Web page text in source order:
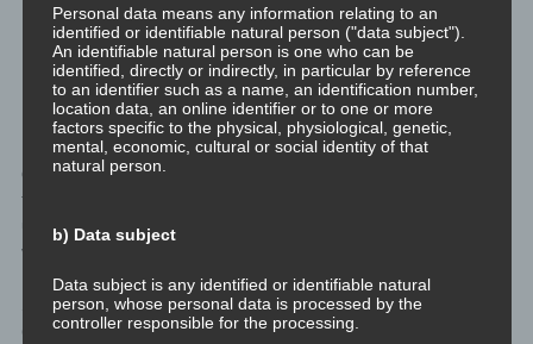
Nun lasst uns zu den drei Arten von Lehrern kommen.
Der rajassige Lehrer
Rajassige Lehrer haben keine Schüler, sie haben Anhänger und
Fans, und wollen verehrt werden. Diese Lehrer haben keine
dauerhaften Schüler, sie sind nicht – wie gute Lehrer – dauerhaft
für ihre Schüler da. Eher werden sie nur zu mehr oder weniger
unregelmässigen Zeitpunkten für Selbstunszenierungen
verfügbar sein.
Sie lieben es sich selbst zu inszenieren, und stellen jede
Gelegenheit mit ihnen sein zu dürfen als theatralischen
Personal data means any information relating to an
identified or identifiable natural person ("data subject").
An identifiable natural person is one who can be
identified, directly or indirectly, in particular by reference
to an identifier such as a name, an identification number,
location data, an online identifier or to one or more
factors specific to the physical, physiological, genetic,
mental, economic, cultural or social identity of that
natural person.
b) Data subject
Data subject is any identified or identifiable natural
person, whose personal data is processed by the
controller responsible for the processing.